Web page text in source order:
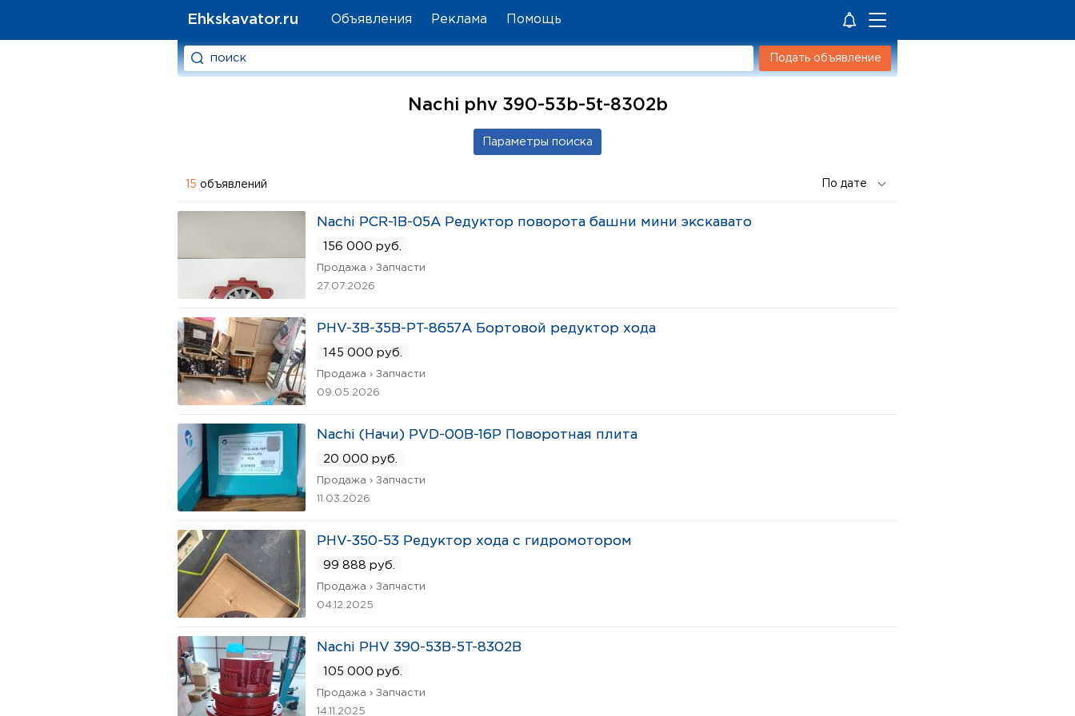
Ehkskavator.ru Объявления Реклама Помощь
Подать объявление
Nachi phv 390-53b-5t-8302b
15 объявлений
Nachi PCR-1B-05A Редуктор поворота башни мини экскавато
156 000 руб.
Продажа › Запчасти
27.07.2026
PHV-3B-35B-PT-8657A Бортовой редуктор хода
145 000 руб.
Продажа › Запчасти
09.05.2026
Nachi (Начи) PVD-00B-16P Поворотная плита
20 000 руб.
Продажа › Запчасти
11.03.2026
PHV-350-53 Редуктор хода с гидромотором
99 888 руб.
Продажа › Запчасти
04.12.2025
Nachi PHV 390-53B-5T-8302B
105 000 руб.
Продажа › Запчасти
14.11.2025